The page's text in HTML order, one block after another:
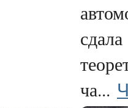
сдала
ча...